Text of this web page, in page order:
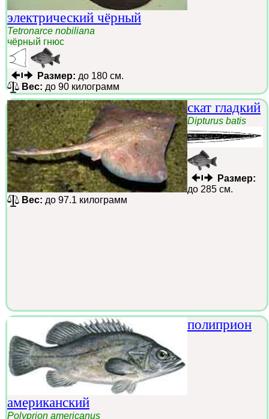
электрический чёрный
Tetronarce nobiliana
чёрный гнюс
Размер: до 180 см.
Вес: до 90 килограмм
скат гладкий
Dipturus batis
Размер:
до 285 см.
Вес: до 97.1 килограмм
полиприон
американский
Polyprion americanus